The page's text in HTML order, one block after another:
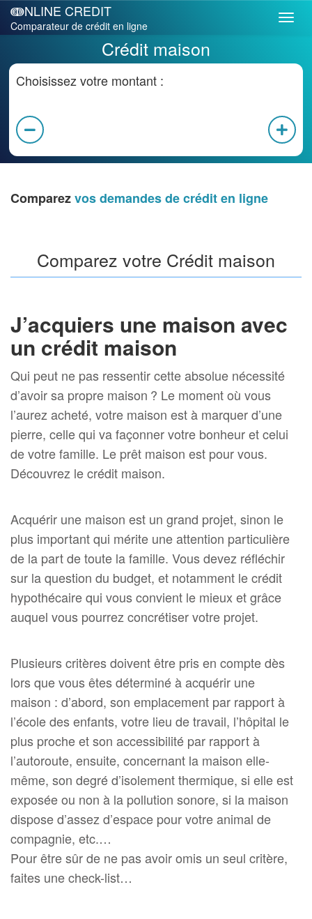
ↈNLINE CREDIT
Comparateur de crédit en ligne
Crédit maison
Choisissez votre montant :
Comparezvos demandes de crédit en ligne
Comparez votre Crédit maison
J’acquiers une maison avec
un crédit maison
Qui peut ne pas ressentir cette absolue nécessité
d’avoir sa propre maison ? Le moment où vous
l’aurez acheté, votre maison est à marquer d’une
pierre, celle qui va façonner votre bonheur et celui
de votre famille. Le prêt maison est pour vous.
Découvrez le crédit maison.
Acquérir une maison est un grand projet, sinon le
plus important qui mérite une attention particulière
de la part de toute la famille. Vous devez réfléchir
sur la question du budget, et notamment le crédit
hypothécaire qui vous convient le mieux et grâce
auquel vous pourrez concrétiser votre projet.
Plusieurs critères doivent être pris en compte dès
lors que vous êtes déterminé à acquérir une
maison : d’abord, son emplacement par rapport à
l’école des enfants, votre lieu de travail, l’hôpital le
plus proche et son accessibilité par rapport à
l’autoroute, ensuite, concernant la maison elle-
même, son degré d’isolement thermique, si elle est
exposée ou non à la pollution sonore, si la maison
dispose d’assez d’espace pour votre animal de
compagnie, etc.…
Pour être sûr de ne pas avoir omis un seul critère,
faites une check-list…